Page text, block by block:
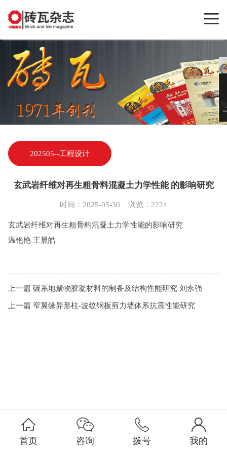
202505--工程设计
玄武岩纤维对再生粗骨料混凝土力学性能 的影响研究
时间：2025-05-30 浏览：2224
玄武岩纤维对再生粗骨料混凝土力学性能的影响研究
温艳艳 王晨皓
上一篇 碳系地聚物胶凝材料的制备及结构性能研究 刘永强
上一篇 窄翼缘异形柱-波纹钢板剪力墙体系抗震性能研究
首页 咨询 拨号 我的